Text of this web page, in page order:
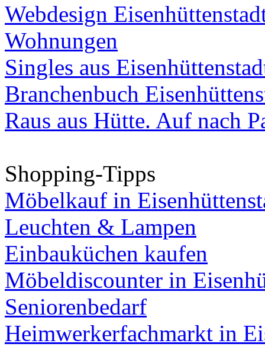
Webdesign
Wohnungen
Singles aus
Branchenbuch
Raus aus Hütte. Auf nach
Shopping-Tipps
Möbelkauf in
Leuchten & Lampen
Einbauküchen kaufen
Möbeldiscounter in
Seniorenbedarf
Heimwerkerfachmarkt in